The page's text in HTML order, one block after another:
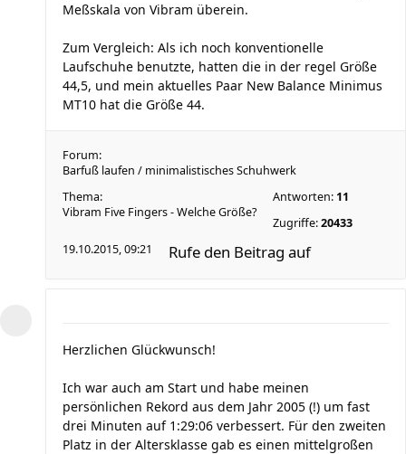
Meßskala von Vibram überein.
Zum Vergleich: Als ich noch konventionelle
Laufschuhe benutzte, hatten die in der regel Größe
44,5, und mein aktuelles Paar New Balance Minimus
MT10 hat die Größe 44.
Forum:
Barfuß laufen / minimalistisches Schuhwerk
Thema:
Vibram Five Fingers - Welche Größe?
Antworten: 11
Zugriffe:20433
19.10.2015, 09:21
Rufe den Beitrag auf
Herzlichen Glückwunsch!
Ich war auch am Start und habe meinen
persönlichen Rekord aus dem Jahr 2005 (!) um fast
drei Minuten auf 1:29:06 verbessert. Für den zweiten
Platz in der Altersklasse gab es einen mittelgroßen